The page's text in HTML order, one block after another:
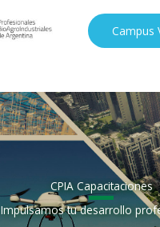
Campus
CPIA Capacitaciones
Impulsamos tu desarrollo